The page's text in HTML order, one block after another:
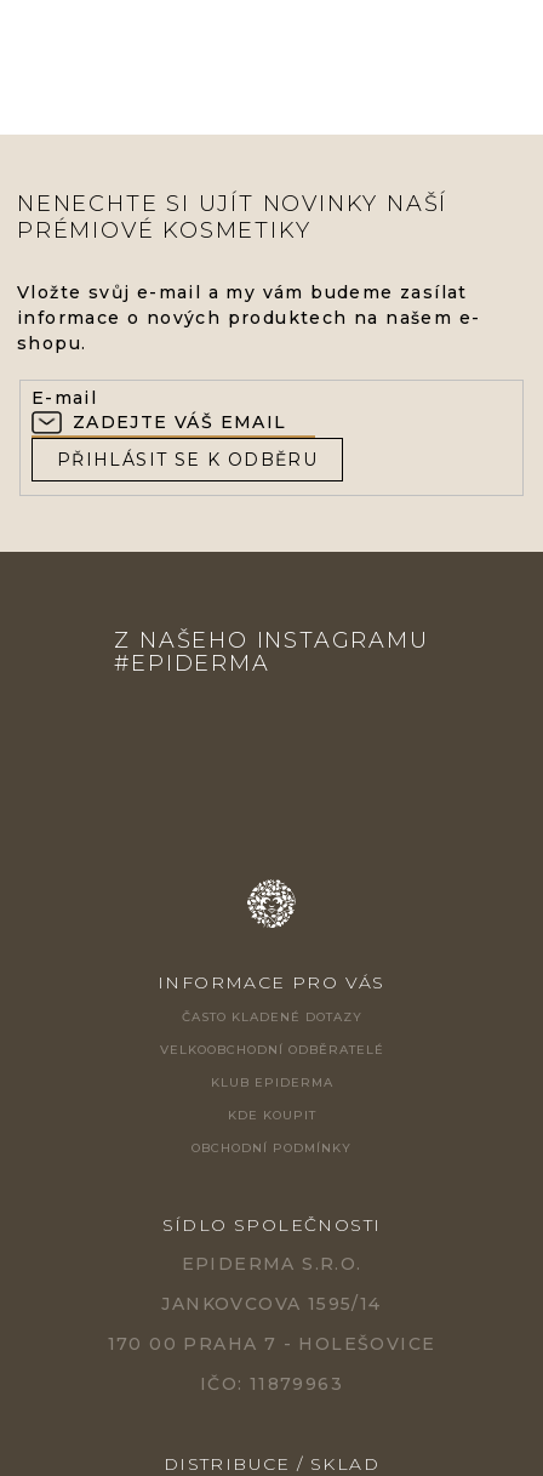
NENECHTE SI UJÍT NOVINKY NAŠÍ
PRÉMIOVÉ KOSMETIKY
Vložte svůj e-mail a my vám budeme zasílat
informace o nových produktech na našem e-
shopu.
E-mail
PŘIHLÁSIT SE K ODBĚRU
Z NAŠEHO INSTAGRAMU
#EPIDERMA
INFORMACE PRO VÁS
ČASTO KLADENÉ DOTAZY
VELKOOBCHODNÍ ODBĚRATELÉ
KLUB EPIDERMA
KDE KOUPIT
OBCHODNÍ PODMÍNKY
SÍDLO SPOLEČNOSTI
EPIDERMA S.R.O.
JANKOVCOVA 1595/14
170 00 PRAHA 7 - HOLEŠOVICE
IČO: 11879963
DISTRIBUCE / SKLAD